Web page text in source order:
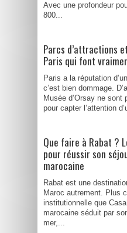
Avec une profondeur
800...
Parcs d’attractions
Paris qui font
Paris a la réputation
c’est bien dommage.
Musée d’Orsay ne
pour capter l’attention
Que faire à Rabat ?
pour réussir son
marocaine
Rabat est une
Maroc autrement. Plus
institutionnelle que
marocaine séduit par
mer,...